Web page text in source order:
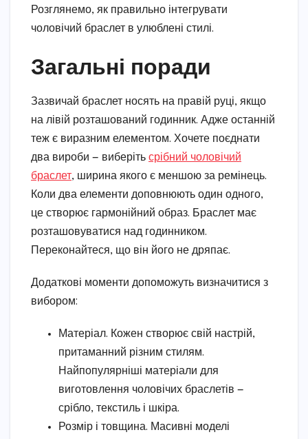
Розглянемо, як правильно інтегрувати
чоловічий браслет в улюблені стилі.
Загальні поради
Зазвичай браслет носять на правій руці, якщо
на лівій розташований годинник. Адже останній
теж є виразним елементом. Хочете поєднати
два вироби — виберіть срібний чоловічий
браслет, ширина якого є меншою за ремінець.
Коли два елементи доповнюють один одного,
це створює гармонійний образ. Браслет має
розташовуватися над годинником.
Переконайтеся, що він його не дряпає.
Додаткові моменти допоможуть визначитися з
вибором:
Матеріал. Кожен створює свій настрій,
притаманний різним стилям.
Найпопулярніші матеріали для
виготовлення чоловічих браслетів —
срібло, текстиль і шкіра.
Розмір і товщина. Масивні моделі